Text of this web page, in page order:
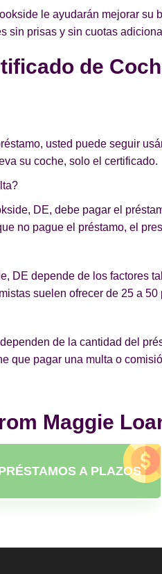
le ayudarán mejorar
sin prisas y sin cuotas
de
usted puede seguir
su coche, solo el certificado.
DE, debe pagar el
no pague el préstamo, el
DE depende de los factores
suelen ofrecer de 25 a
de la cantidad del
que pagar una multa o
Maggie
A PLAZOS